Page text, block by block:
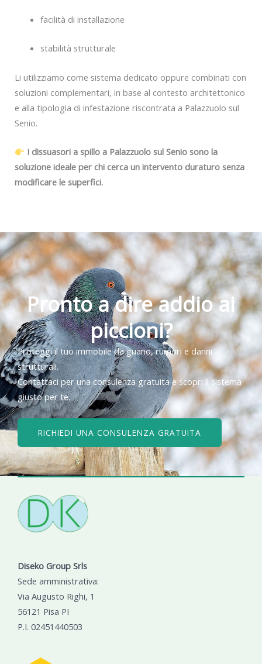
facilità di installazione
stabilità strutturale
Li utilizziamo come sistema dedicato oppure combinati con
soluzioni complementari, in base al contesto architettonico
e alla tipologia di infestazione riscontrata a Palazzuolo sul
Senio.
I dissuasori a spillo a Palazzuolo sul Senio sono la
soluzione ideale per chi cerca un intervento duraturo senza
modificare le superfici.
Pronto a dire addio ai
piccioni?
Proteggi il tuo immobile da guano, rumori e danni
strutturali.
Contattaci per una consulenza gratuita e scopri il sistema
giusto per te.
RICHIEDI UNA CONSULENZA GRATUITA
Diseko Group Srls
Sede amministrativa:
Via Augusto Righi, 1
56121 Pisa PI
P.I. 02451440503